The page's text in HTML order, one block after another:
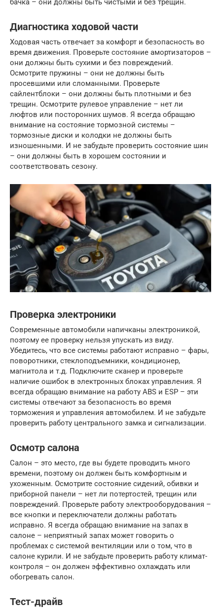
Диагностика ходовой части
Ходовая часть отвечает за комфорт и безопасность во
время движения. Проверьте состояние амортизаторов –
они должны быть сухими и без повреждений.
Осмотрите пружины – они не должны быть
просевшими или сломанными. Проверьте
сайлентблоки – они должны быть плотными и без
трещин. Осмотрите рулевое управление – нет ли
люфтов или посторонних шумов. Я всегда обращаю
внимание на состояние тормозной системы –
тормозные диски и колодки не должны быть
изношенными. И не забудьте проверить состояние шин
– они должны быть в хорошем состоянии и
соответствовать сезону.
Проверка электроники
Современные автомобили напичканы электроникой,
поэтому ее проверку нельзя упускать из виду.
Убедитесь, что все системы работают исправно – фары,
поворотники, стеклоподъемники, кондиционер,
магнитола и т.д. Подключите сканер и проверьте
наличие ошибок в электронных блоках управления. Я
всегда обращаю внимание на работу ABS и ESP – эти
системы отвечают за безопасность во время
торможения и управления автомобилем. И не забудьте
проверить работу центрального замка и сигнализации.
Осмотр салона
Салон – это место, где вы будете проводить много
времени, поэтому он должен быть комфортным и
ухоженным. Осмотрите состояние сидений, обивки и
приборной панели – нет ли потертостей, трещин или
повреждений. Проверьте работу электрооборудования –
все кнопки и переключатели должны работать
исправно. Я всегда обращаю внимание на запах в
салоне – неприятный запах может говорить о
проблемах с системой вентиляции или о том, что в
салоне курили. И не забудьте проверить работу климат-
контроля – он должен эффективно охлаждать или
обогревать салон.
Тест-драйв